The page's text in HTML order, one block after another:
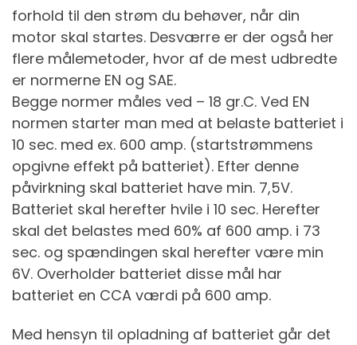
forhold til den strøm du behøver, når din
motor skal startes. Desværre er der også her
flere målemetoder, hvor af de mest udbredte
er normerne EN og SAE.
Begge normer måles ved – 18 gr.C. Ved EN
normen starter man med at belaste batteriet i
10 sec. med ex. 600 amp. (startstrømmens
opgivne effekt på batteriet). Efter denne
påvirkning skal batteriet have min. 7,5V.
Batteriet skal herefter hvile i 10 sec. Herefter
skal det belastes med 60% af 600 amp. i 73
sec. og spændingen skal herefter være min
6V. Overholder batteriet disse mål har
batteriet en CCA værdi på 600 amp.
Med hensyn til opladning af batteriet går det